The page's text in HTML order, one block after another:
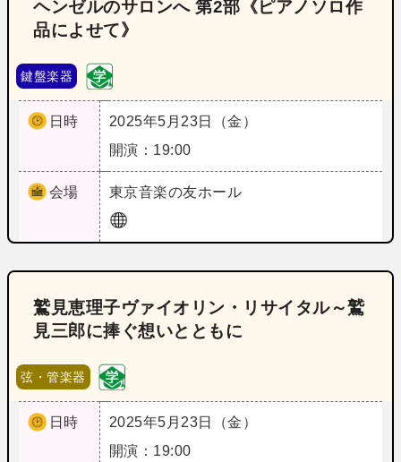
ヘンゼルのサロンへ 第2部《ピアノソロ作
品によせて》
鍵盤楽器
日時
2025年5月23日（金）
開演：19:00
会場 東京音楽の友ホール
鷲見恵理子ヴァイオリン・リサイタル～鷲
見三郎に捧ぐ想いとともに
弦・管楽器
日時
2025年5月23日（金）
開演：19:00